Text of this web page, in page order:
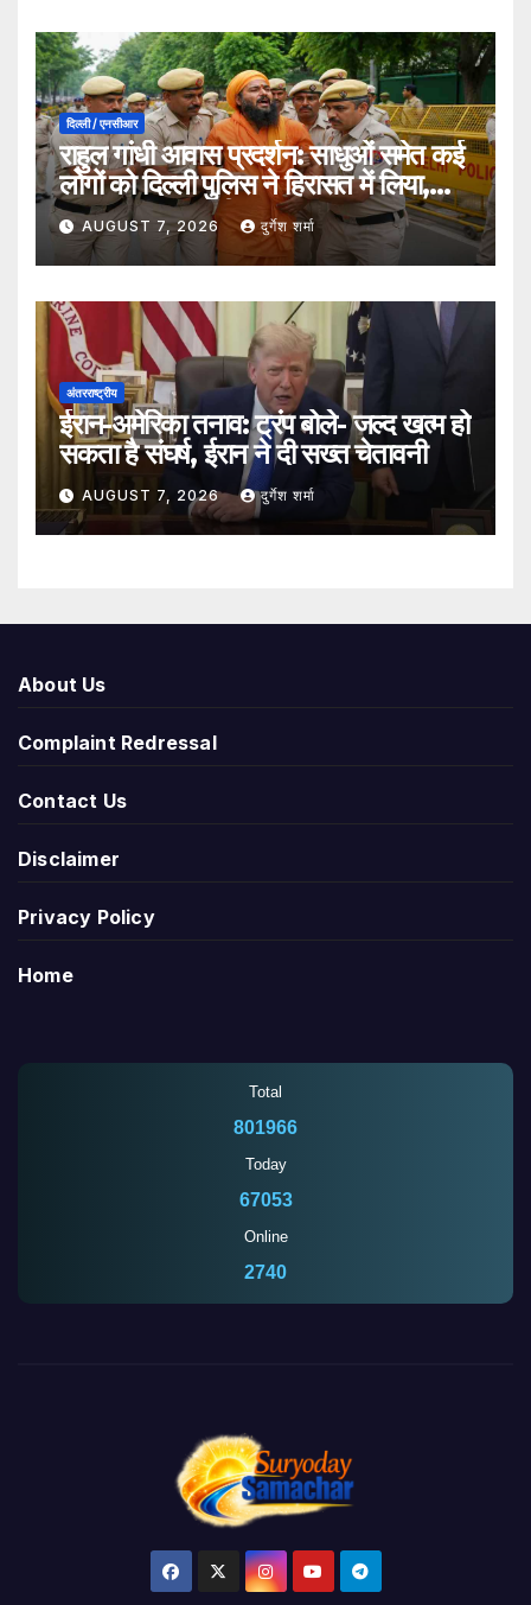
दिल्ली / एनसीआर
राहुल गांधी आवास प्रदर्शन: साधुओं समेत कई
लोगों को दिल्ली पुलिस ने हिरासत में लिया,
सुरक्षा व्यवस्था कड़ी
AUGUST 7, 2026 दुर्गेश शर्मा
अंतरराष्ट्रीय
ईरान-अमेरिका तनाव: ट्रंप बोले- जल्द खत्म हो
सकता है संघर्ष, ईरान ने दी सख्त चेतावनी
AUGUST 7, 2026 दुर्गेश शर्मा
About Us
Complaint Redressal
Contact Us
Disclaimer
Privacy Policy
Home
Total
801966
Today
67053
Online
2735